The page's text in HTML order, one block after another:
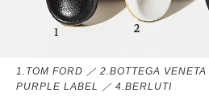
1.TOM FORD ／ 2.BOTTEGA
PURPLE LABEL ／ 4.BERLUTI